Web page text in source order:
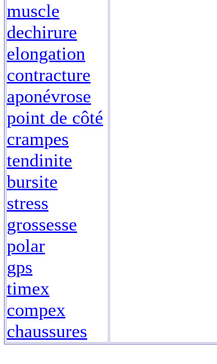
muscle
dechirure
elongation
contracture
aponévrose
point de côté
crampes
tendinite
bursite
stress
grossesse
polar
gps
timex
compex
chaussures